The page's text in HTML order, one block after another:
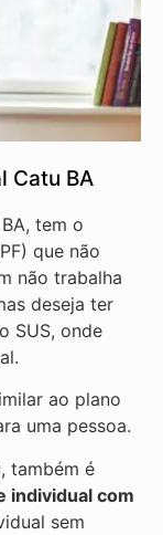
Catu BA
tem o
que não
não trabalha
deseja ter
SUS, onde
ao plano
uma pessoa.
também é
individual com
sem